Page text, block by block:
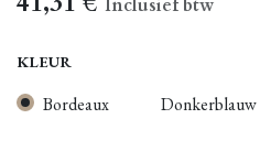
Inclusief btw
KLEUR
Bordeaux Donkerblauw